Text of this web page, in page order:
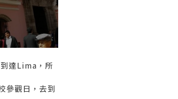
達Lima，所
參觀日，去到